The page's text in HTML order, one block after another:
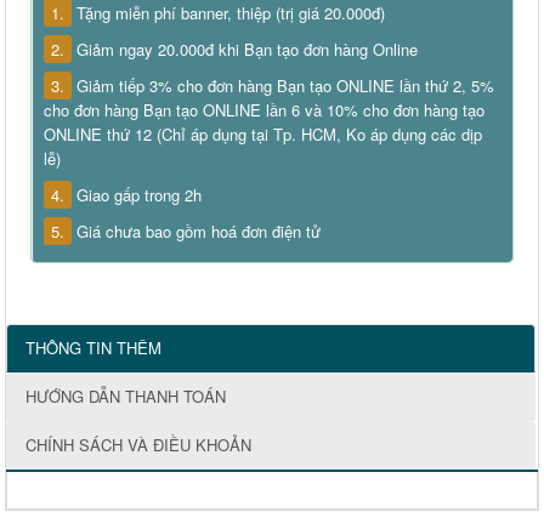
1. Tặng miễn phí banner, thiệp (trị giá 20.000đ)
2. Giảm ngay 20.000đ khi Bạn tạo đơn hàng Online
3. Giảm tiếp 3% cho đơn hàng Bạn tạo ONLINE lần thứ 2, 5%
cho đơn hàng Bạn tạo ONLINE lần 6 và 10% cho đơn hàng tạo
ONLINE thứ 12 (Chỉ áp dụng tại Tp. HCM, Ko áp dụng các dịp
lễ)
4. Giao gấp trong 2h
5. Giá chưa bao gồm hoá đơn điện tử
THÔNG TIN THÊM
HƯỚNG DẪN THANH TOÁN
CHÍNH SÁCH VÀ ĐIỀU KHOẢN